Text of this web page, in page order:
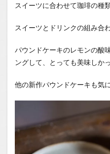
スイーツに合わせて珈琲の種
スイーツとドリンクの組み合
パウンドケーキのレモンの酸
ングして、とっても美味しか
他の新作パウンドケーキも気